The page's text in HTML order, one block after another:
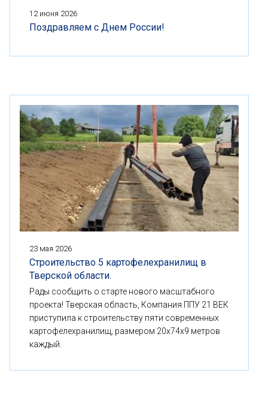
12 июня 2026
Поздравляем с Днем России!
23 мая 2026
Строительство 5 картофелехранилищ в
Тверской области.
Рады сообщить о старте нового масштабного
проекта! Тверская область, Компания ППУ 21 ВЕК
приступила к строительству пяти современных
картофелехранилищ, размером 20x74x9 метров
каждый.